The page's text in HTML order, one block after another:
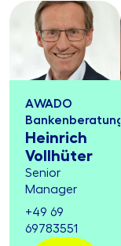
AWADO
Bankenberatung
Heinrich
Vollhüter
Senior
Manager
+49 69
69783551